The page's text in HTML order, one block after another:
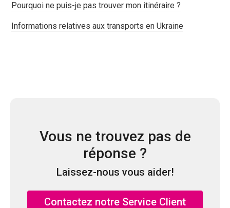
Pourquoi ne puis-je pas trouver mon itinéraire ?
Informations relatives aux transports en Ukraine
Vous ne trouvez pas de
réponse ?
Laissez-nous vous aider!
Contactez notre Service Client